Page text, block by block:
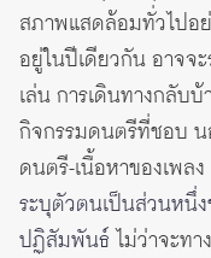
สภาพแสดล้อมทั่วไปอ
อยู่ในปีเดียวกัน อาจจ
เล่น การเดินทางกลับ
กิจกรรมดนตรีที่ชอบ น
ดนตรี-เนื้อหาของเพ
ระบุตัวตนเป็นส่วนหนึ่
ปฏิสัมพันธ์ไม่ว่าจะท